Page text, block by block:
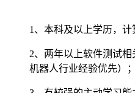
1、本科及以上学历，计
2、两年以上软件测试
机器人行业经验优先）